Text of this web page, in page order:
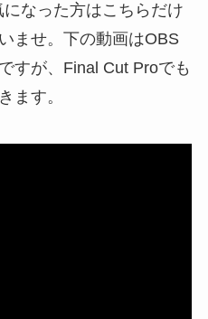
なった方はこちらだけ
ませ。下の動画はOBS
すが、Final Cut Proでも
ます。